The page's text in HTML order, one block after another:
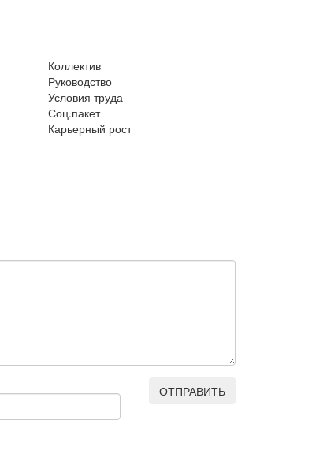
Коллектив
Руководство
Условия труда
Соц.пакет
Карьерный рост
ОТПРАВИТЬ